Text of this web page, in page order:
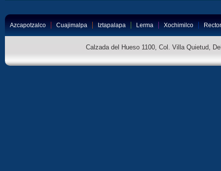
Azcapotzalco Cuajimalpa Iztapalapa Lerma Xochimilco
Calzada del Hueso 1100, Col. Villa Quietud,